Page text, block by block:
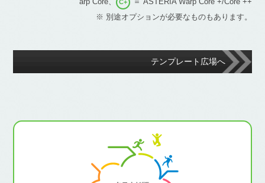
C+
※ 別途オプションが必要なものもあります。
テンプレート広場へ